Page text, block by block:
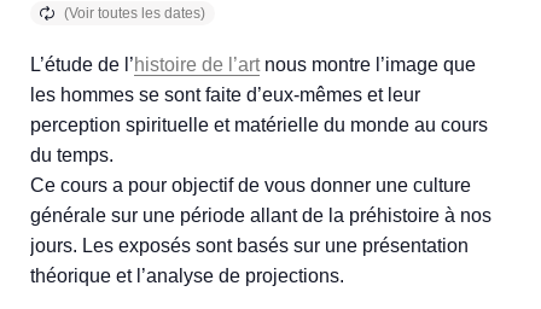
L’étude de l’histoire de l’artnous montre l’image que
les hommes se sont faite d’eux-mêmes et leur
perception spirituelle et matérielle du monde au cours
du temps.
Ce cours a pour objectif de vous donner une culture
générale sur une période allant de la préhistoire à nos
jours. Les exposés sont basés sur une présentation
théorique et l’analyse de projections.